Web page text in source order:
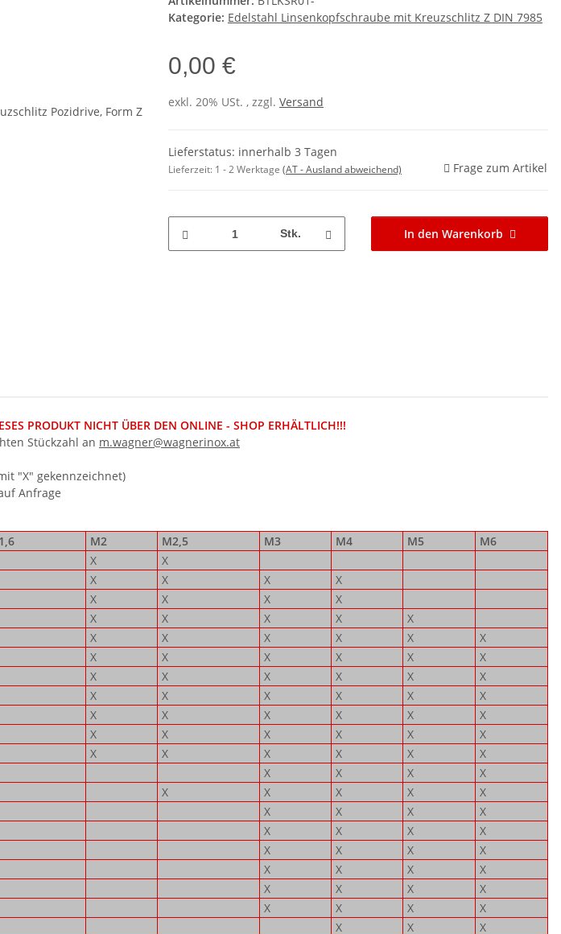
Kategorie: Edelstahl Linsenkopfschraube mit Kreuzschlitz Z DIN 7985
0,00 €
exkl. 20% USt. , zzgl. Versand
Lieferstatus: innerhalb 3 Tagen
Lieferzeit: 1 - 2 Werktage (AT - Ausland abweichend) Frage zum Artikel
Stk. In den Warenkorb
PRODUKT NICHT ÜBER DEN ONLINE - SHOP ERHÄLTLICH!!!
Stückzahl an m.wagner@wagnerinox.at
"X" gekennzeichnet)
Anfrage
M2 M2,5 M3 M4 M5
M6
X
X
X X X
X
X X X
X
X X X X
X
X X X X X
X
X X X X X
X
X X X X X
X
X X X X X
X
X X X X X
X
X X X X X
X
X X X X X
X
X X X
X
X X X X
X
X X X
X
X X X
X
X X X
X
X X X
X
X X X
X
X X X
X
X X
X